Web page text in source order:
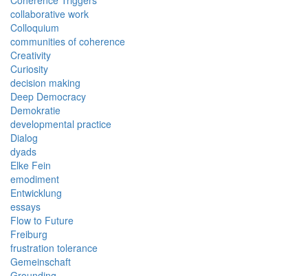
collaborative work
Colloquium
communities of coherence
Creativity
Curiosity
decision making
Deep Democracy
Demokratie
developmental practice
Dialog
dyads
Elke Fein
emodiment
Entwicklung
essays
Flow to Future
Freiburg
frustration tolerance
Gemeinschaft